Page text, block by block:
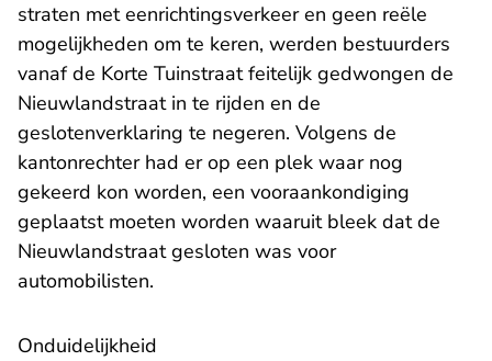
straten met eenrichtingsverkeer en geen reële
mogelijkheden om te keren, werden bestuurders
vanaf de Korte Tuinstraat feitelijk gedwongen de
Nieuwlandstraat in te rijden en de
geslotenverklaring te negeren. Volgens de
kantonrechter had er op een plek waar nog
gekeerd kon worden, een vooraankondiging
geplaatst moeten worden waaruit bleek dat de
Nieuwlandstraat gesloten was voor
automobilisten.
Onduidelijkheid